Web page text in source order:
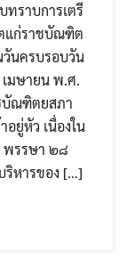
ทราบการเตรี
แก่ราชบัณฑิต
นครบรอบวัน
มษายน พ.ศ.
บัณฑิตยสภา
อยู่หัว เนื่องใน
พรรษา ๒๘
หารของ […]